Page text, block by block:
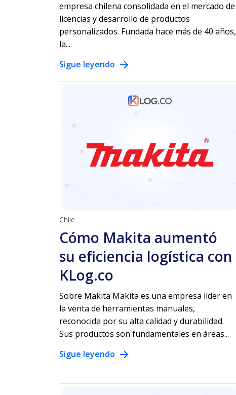
empresa chilena consolidada en el mercado de
licencias y desarrollo de productos
personalizados. Fundada hace más de 40 años,
la...
Sigue leyendo
Chile
Cómo Makita aumentó
su eficiencia logística con
KLog.co
Sobre Makita Makita es una empresa líder en
la venta de herramientas manuales,
reconocida por su alta calidad y durabilidad.
Sus productos son fundamentales en áreas...
Sigue leyendo